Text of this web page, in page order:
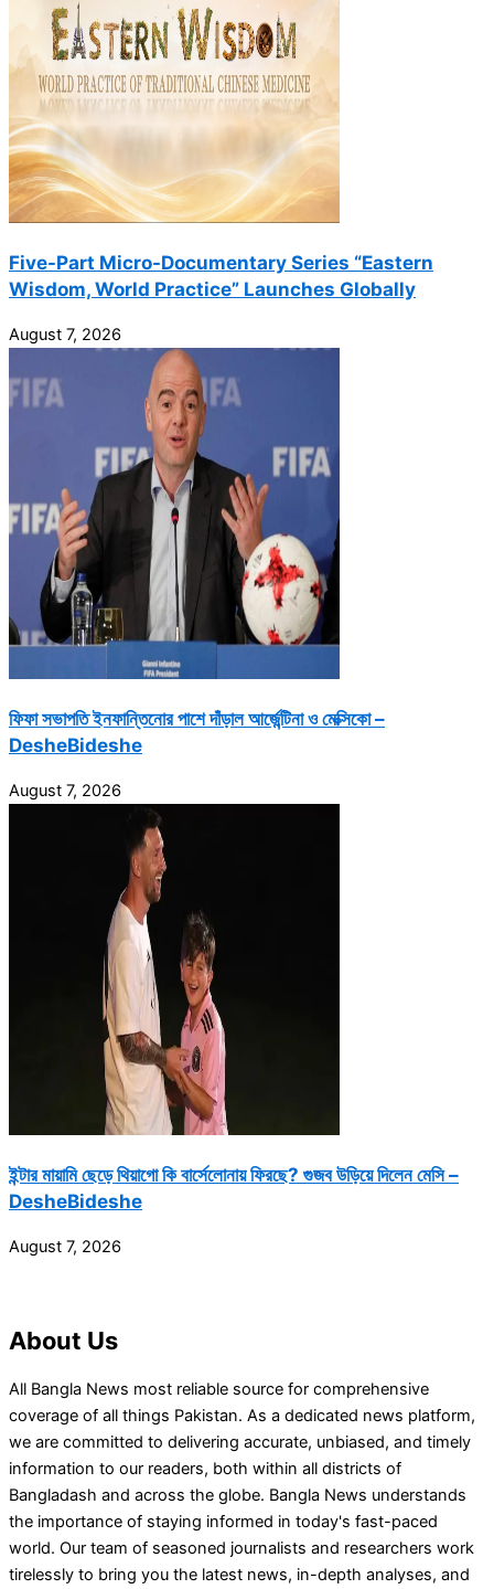
Five-Part Micro-Documentary Series “Eastern
Wisdom, World Practice” Launches Globally
August 7, 2026
ফিফা সভাপতি ইনফান্তিনোর পাশে দাঁড়াল আর্জেন্টিনা ও মেক্সিকো –
DesheBideshe
August 7, 2026
ইন্টার মায়ামি ছেড়ে থিয়াগো কি বার্সেলোনায় ফিরছে? গুজব উড়িয়ে দিলেন মেসি –
DesheBideshe
August 7, 2026
About Us
All Bangla News most reliable source for comprehensive
coverage of all things Pakistan. As a dedicated news platform,
we are committed to delivering accurate, unbiased, and timely
information to our readers, both within all districts of
Bangladash and across the globe. Bangla News understands
the importance of staying informed in today's fast-paced
world. Our team of seasoned journalists and researchers work
tirelessly to bring you the latest news, in-depth analyses, and